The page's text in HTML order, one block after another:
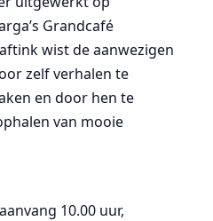
Grandcafé
wist de aanwezigen
zelf verhalen te
en door hen te
van mooie
10.00 uur,